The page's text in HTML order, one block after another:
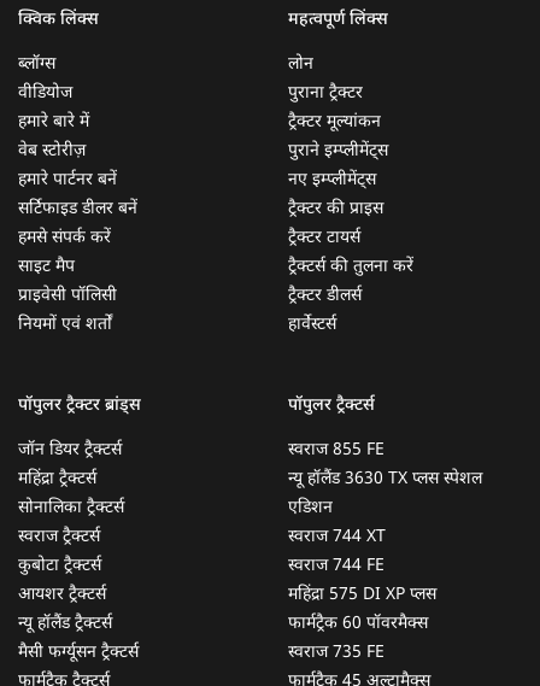
क्विक लिंक्स
ब्लॉग्स
वीडियोज
हमारे बारे में
वेब स्टोरीज़
हमारे पार्टनर बनें
सर्टिफाइड डीलर बनें
हमसे संपर्क करें
साइट मैप
प्राइवेसी पॉलिसी
नियमों एवं शर्तों
महत्वपूर्ण लिंक्स
लोन
पुराना ट्रैक्टर
ट्रैक्टर मूल्यांकन
पुराने इम्प्लीमेंट्स
नए इम्प्लीमेंट्स
ट्रैक्टर की प्राइस
ट्रैक्टर टायर्स
ट्रैक्टर्स की तुलना करें
ट्रैक्टर डीलर्स
हार्वेस्टर्स
पॉपुलर ट्रैक्टर ब्रांड्स
जॉन डियर ट्रैक्टर्स
महिंद्रा ट्रैक्टर्स
सोनालिका ट्रैक्टर्स
स्वराज ट्रैक्टर्स
कुबोटा ट्रैक्टर्स
आयशर ट्रैक्टर्स
न्यू हॉलैंड ट्रैक्टर्स
मैसी फर्ग्यूसन ट्रैक्टर्स
पॉपुलर ट्रैक्टर्स
स्वराज 855 FE
न्यू हॉलैंड 3630 TX प्लस स्पेशल
एडिशन
स्वराज 744 XT
स्वराज 744 FE
महिंद्रा 575 DI XP प्लस
फार्मट्रैक 60 पॉवरमैक्स
स्वराज 735 FE